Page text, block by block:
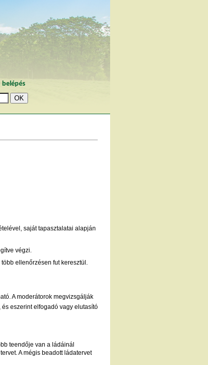
belépés
saját tapasztalatai alapján
végzi.
ellenőrzésen fut keresztül.
A moderátorok megvizsgálják
eszerint elfogadó vagy elutasító
teendője van a ládáinál
A mégis beadott ládatervet